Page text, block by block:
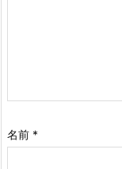
名前 *